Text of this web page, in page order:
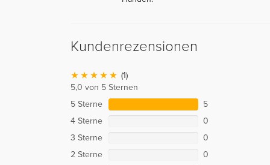
Kundenrezensionen
(1)
5,0 von 5 Sternen
5 Sterne
5
4 Sterne
0
3 Sterne
0
2 Sterne
0